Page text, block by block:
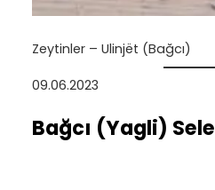
Zeytinler – Ulinjët (Bağcı)
09.06.2023
Bağcı (Yagli) Sele